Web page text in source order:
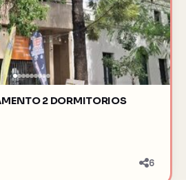
2 DORMITORIOS
6